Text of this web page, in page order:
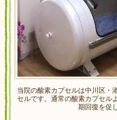
当院の酸素カプセルは中川区・
セルです。通常の酸素カプセル
期回復を促